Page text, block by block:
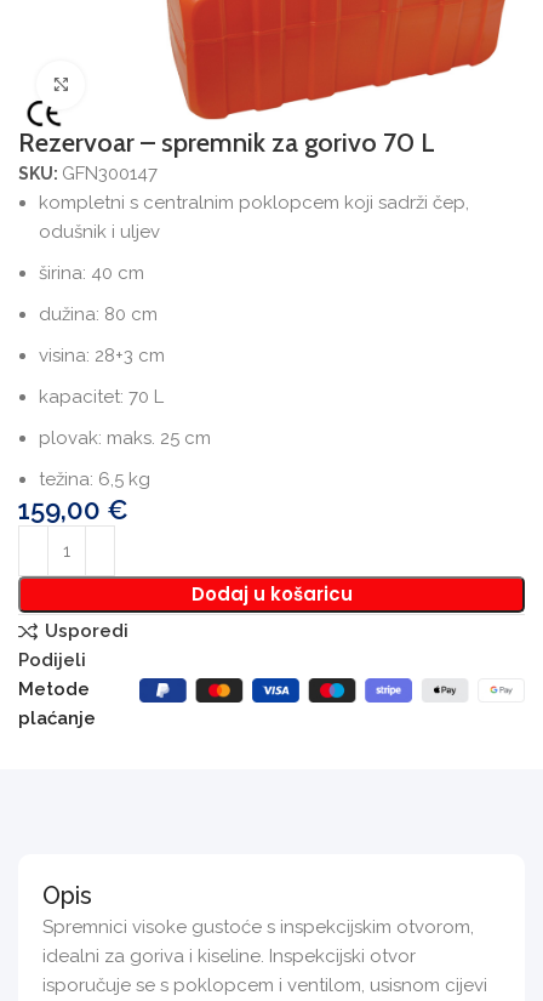
Povećajte sliku
Rezervoar – spremnik za gorivo 70 L
SKU: GFN300147
kompletni s centralnim poklopcem koji sadrži čep,
odušnik i uljev
širina: 40 cm
dužina: 80 cm
visina: 28+3 cm
kapacitet: 70 L
plovak: maks. 25 cm
težina: 6,5 kg
159,00 €
Dodaj u košaricu
Usporedi
Podijeli
Metode
plaćanje
Opis
Spremnici visoke gustoće s inspekcijskim otvorom,
idealni za goriva i kiseline. Inspekcijski otvor
isporučuje se s poklopcem i ventilom, usisnom cijevi